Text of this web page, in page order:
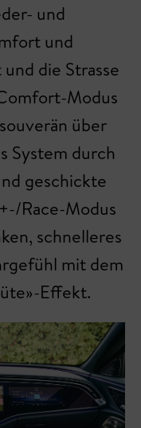
und
und
die Strasse
Modus
über
System durch
geschickte
Race-Modus
schnelleres
mit dem
Effekt.